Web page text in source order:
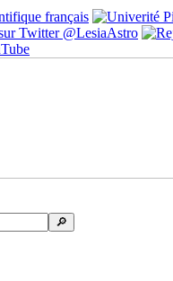
🔎